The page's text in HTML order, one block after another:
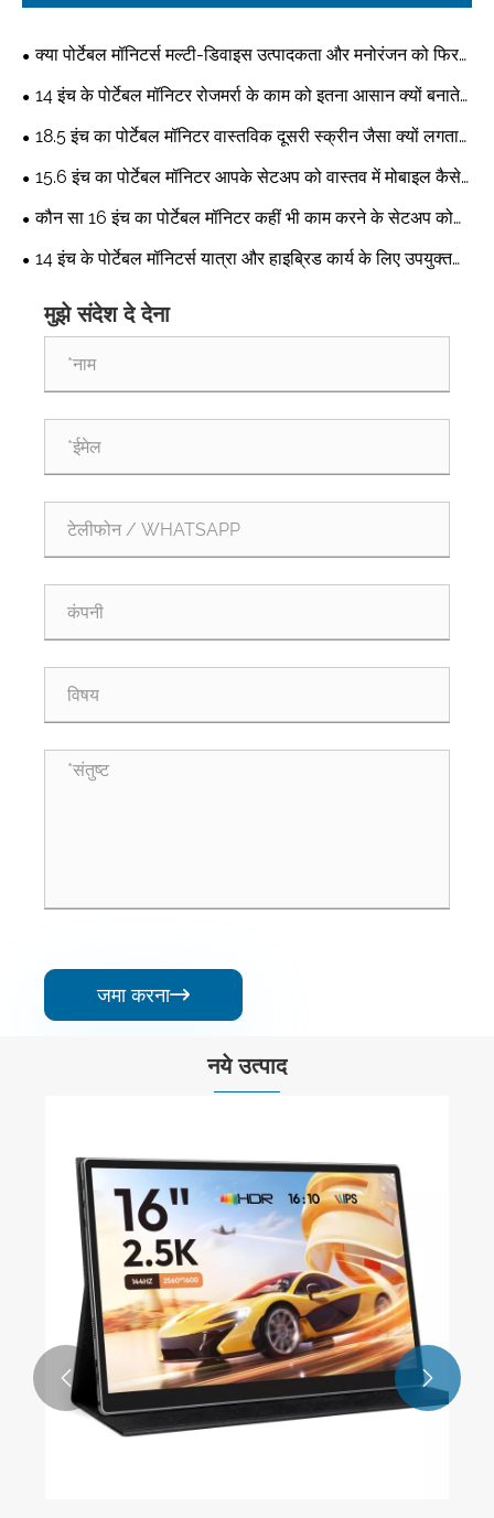
क्या पोर्टेबल मॉनिटर्स मल्टी-डिवाइस उत्पादकता और मनोरंजन को फिर
से परिभाषित कर रहे हैं?
14 इंच के पोर्टेबल मॉनिटर रोजमर्रा के काम को इतना आसान क्यों बनाते
18.5 इंच का पोर्टेबल मॉनिटर वास्तविक दूसरी स्क्रीन जैसा क्यों लगता
15.6 इंच का पोर्टेबल मॉनिटर आपके सेटअप को वास्तव में मोबाइल कैसे
बना सकता है?
कौन सा 16 इंच का पोर्टेबल मॉनिटर कहीं भी काम करने के सेटअप को
वास्तव में आरामदायक बनाता है?
14 इंच के पोर्टेबल मॉनिटर्स यात्रा और हाइब्रिड कार्य के लिए उपयुक्त
मुझे संदेश दे देना
जमा करना
नये उत्पाद
 